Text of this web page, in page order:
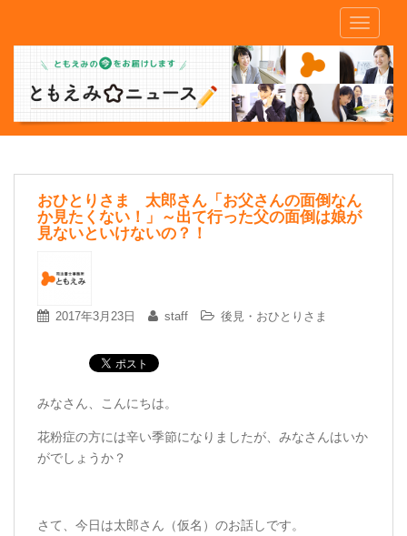
m
おひとりさま 太郎さん「お父さんの面倒なん
か見たくない！」～出て行った父の面倒は娘が
見ないといけないの？！
2017年3月23日 staff 後見・おひとりさま
みなさん、こんにちは。
花粉症の方には辛い季節になりましたが、みなさんはいか
がでしょうか？
さて、今日は太郎さん（仮名）のお話しです。